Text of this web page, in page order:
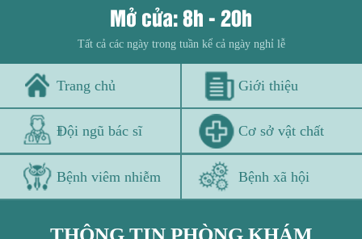
Mở cửa: 8h - 20h
Tất cả các ngày trong tuần kể cả ngày nghỉ lễ
Trang chủ Giới thiệu
Đội ngũ bác sĩ Cơ sở vật chất
Bệnh viêm nhiễm Bệnh xã hội
THÔNG TIN PHÒNG KHÁM